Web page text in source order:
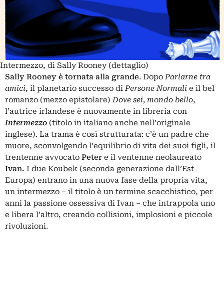
Intermezzo, di Sally Rooney (dettaglio)
Sally Rooney è tornata alla grande. DopoParlarne tra
amici, il planetario successo diPersone Normali e il bel
romanzo (mezzo epistolare)Dove sei, mondo bello,
l’autrice irlandese è nuovamente in libreria con
Intermezzo (titolo in italiano anche nell’originale
inglese). La trama è così strutturata: c’è un padre che
muore, sconvolgendo l’equilibrio di vita dei suoi figli, il
trentenne avvocato Peter e il ventenne neolaureato
Ivan. I due Koubek (seconda generazione dall’Est
Europa) entrano in una nuova fase della propria vita,
un intermezzo – il titolo è un termine scacchistico, per
anni la passione ossessiva di Ivan – che intrappola uno
e libera l’altro, creando collisioni, implosioni e piccole
rivoluzioni.